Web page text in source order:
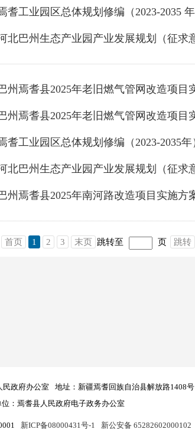
首页 1 2 3 末页 跳转至 页 跳转
民政府办公室 地址：新疆焉耆回族自治县解放路1408号
位：焉耆县人民政府电子政务办公室
新ICP备08000431号-1 新公安备 65282602000102